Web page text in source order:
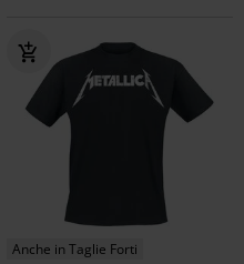
Anche in Taglie Forti